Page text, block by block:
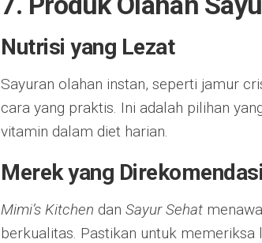
Nutrisi yang Lezat
Sayuran olahan instan, seperti jamur
cara yang praktis. Ini adalah pilihan
vitamin dalam diet harian.
Merek yang
Mimi’s Kitchen dan Sayur Sehat
berkualitas. Pastikan untuk